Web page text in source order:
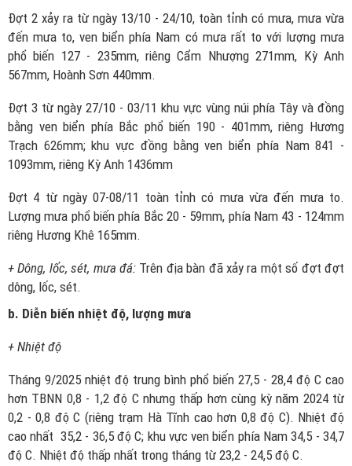
Đợt 2 xảy ra từ ngày 13/10 - 24/10, toàn tỉnh có mưa, mưa vừa
đến mưa to, ven biển phía Nam có mưa rất to với lượng mưa
phổ biến 127 - 235mm, riêng Cẩm Nhượng 271mm, Kỳ Anh
567mm, Hoành Sơn 440mm.
Đợt 3 từ ngày 27/10 - 03/11 khu vực vùng núi phía Tây và đồng
bằng ven biển phía Bắc phổ biến 190 - 401mm, riêng Hương
Trạch 626mm; khu vực đồng bằng ven biển phía Nam 841 -
1093mm, riêng Kỳ Anh 1436mm
Đợt 4 từ ngày 07-08/11 toàn tỉnh có mưa vừa đến mưa to.
Lượng mưa phổ biến phía Bắc 20 - 59mm, phía Nam 43 - 124mm
riêng Hương Khê 165mm.
+ Dông, lốc, sét, mưa đá: Trên địa bàn đã xảy ra một số đợt đợt
dông, lốc, sét.
b. Diễn biến nhiệt độ, lượng mưa
+ Nhiệt độ
Tháng 9/2025 nhiệt độ trung bình phổ biến 27,5 - 28,4 độ C cao
hơn TBNN 0,8 - 1,2 độ C nhưng thấp hơn cùng kỳ năm 2024 từ
0,2 - 0,8 độ C (riêng trạm Hà Tĩnh cao hơn 0,8 độ C). Nhiệt độ
cao nhất 35,2 - 36,5 độ C; khu vực ven biển phía Nam 34,5 - 34,7
độ C. Nhiệt độ thấp nhất trong tháng từ 23,2 - 24,5 độ C.